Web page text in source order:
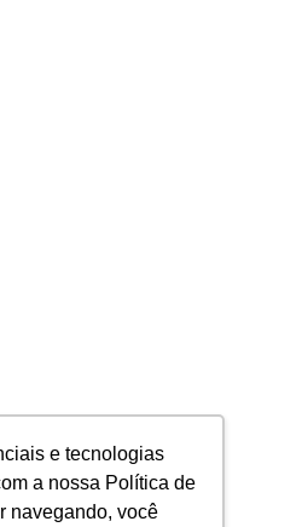
e tecnologias
a nossa Política de
navegando, você